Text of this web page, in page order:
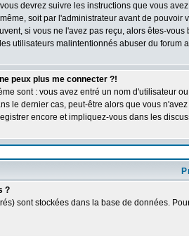
devrez suivre les instructions que vous
soit par l'administrateur avant de
si vous ne l'avez pas reçu, alors êtes-
utilisateurs malintentionnés abuser du
peux plus me connecter ?!
sont : vous avez entré un nom d'utilisateur
le dernier cas, peut-être alors que vous
encore et impliquez-vous dans les
?
sont stockées dans la base de données.